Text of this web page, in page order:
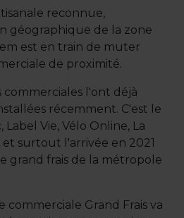
reconnue,
géographique de la zone
est en train de muter
de proximité.
commerciales l'ont déjà
récemment. C'est le
Label Vie, Vélo Online, La
surtout l'arrivée en 2021
grand frais de la métropole
commerciale Grand Frais va